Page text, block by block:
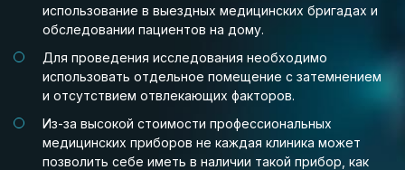
использование в выездных медицинских бригадах и
обследовании пациентов на дому.
Для проведения исследования необходимо
использовать отдельное помещение с затемнением
и отсутствием отвлекающих факторов.
Из-за высокой стоимости профессиональных
медицинских приборов не каждая клиника может
позволить себе иметь в наличии такой прибор, как